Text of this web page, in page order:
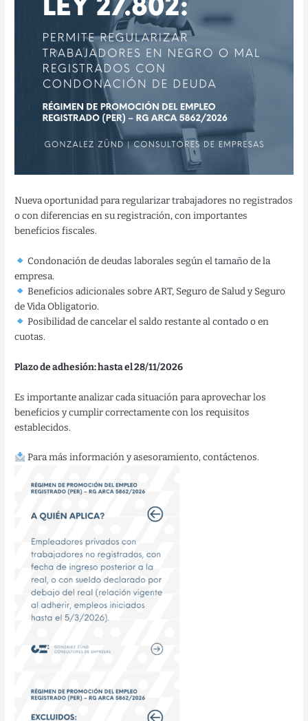
Nueva oportunidad para regularizar trabajadores no registrados
o con diferencias en su registración, con importantes
beneficios fiscales.
Condonación de deudas laborales según el tamaño de la
empresa.
Beneficios adicionales sobre ART, Seguro de Salud y Seguro
de Vida Obligatorio.
Posibilidad de cancelar el saldo restante al contado o en
cuotas.
Plazo de adhesión: hasta el 28/11/2026
Es importante analizar cada situación para aprovechar los
beneficios y cumplir correctamente con los requisitos
establecidos.
Para más información y asesoramiento, contáctenos.